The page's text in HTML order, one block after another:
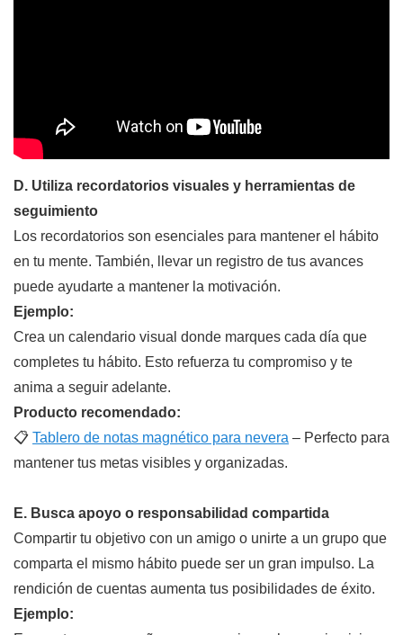
D. Utiliza recordatorios visuales y herramientas de
seguimiento
Los recordatorios son esenciales para mantener el hábito
en tu mente. También, llevar un registro de tus avances
puede ayudarte a mantener la motivación.
Ejemplo:
Crea un calendario visual donde marques cada día que
completes tu hábito. Esto refuerza tu compromiso y te
anima a seguir adelante.
Producto recomendado:
📋 Tablero de notas magnético para nevera – Perfecto para
mantener tus metas visibles y organizadas.
E. Busca apoyo o responsabilidad compartida
Compartir tu objetivo con un amigo o unirte a un grupo que
comparta el mismo hábito puede ser un gran impulso. La
rendición de cuentas aumenta tus posibilidades de éxito.
Ejemplo: